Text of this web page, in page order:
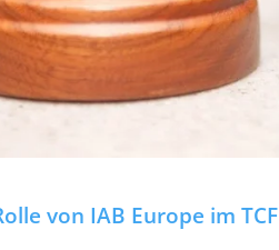
von IAB Europe im TCF